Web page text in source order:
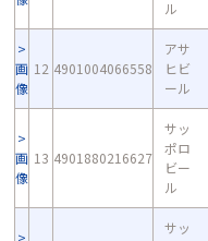
ル
画
像
12 4901004066558
アサ
ヒビ
ール
画
像
13 4901880216627
サッ
ポロ
ビー
ル
サッ